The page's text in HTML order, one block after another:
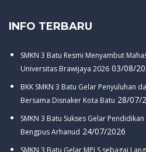
INFO TERBARU
SMKN 3 Batu Resmi Menyambut
Universitas Brawijaya 2026 03/08/
BKK SMKN 3 Batu Gelar Penyuluhan
Bersama Disnaker Kota Batu 28/07/
SMKN 3 Batu Sukses Gelar
Bengpus Arhanud 24/07/2026